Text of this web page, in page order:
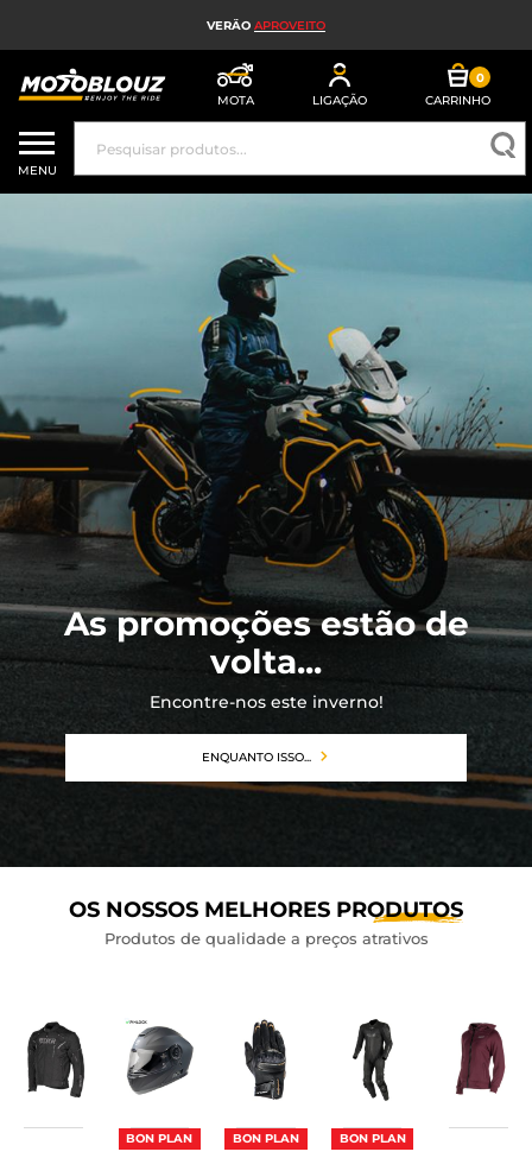
VERÃO APROVEITO
MOTA LIGAÇÃO
0
CARRINHO
CAPACETE DE MOTO
EQUIPAMENTO DE MOTO HOMEM
MX, ENDURO E TRIAL
HIGH-TECH MOTO
AIRBAG DE MOTO
PEÇAS DE MOTO E FERRAMENTAS
ACESSÓRIOS DE MOTO
BAGAGEM PARA MOTO
SPORTSWEAR
DESCONTOS E PROMOÇÕES
PT | EUR €
CONTACTAR-NOS
MENU
As promoções estão de
volta...
Encontre-nos este inverno!
ENQUANTO ISSO...
OS NOSSOS MELHORES PRODUTOS
Produtos de qualidade a preços atrativos
BON PLAN BON PLAN BON PLAN